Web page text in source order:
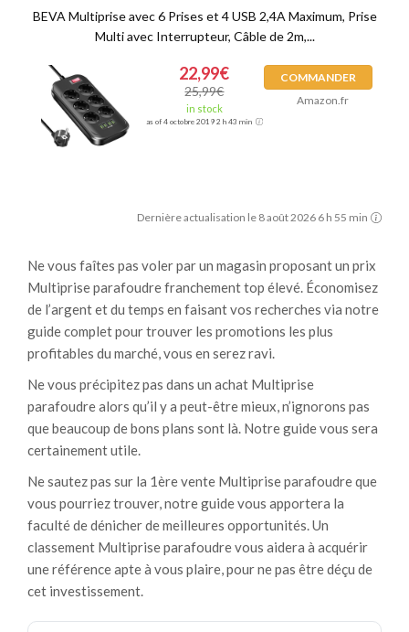
BEVA Multiprise avec 6 Prises et 4 USB 2,4A Maximum, Prise
Multi avec Interrupteur, Câble de 2m,...
22,99€
25,99€
in stock
as of 4 octobre 2019 2 h 43 min
COMMANDER
Amazon.fr
Dernière actualisation le 8 août 2026 6 h 55 min
Ne vous faîtes pas voler par un magasin proposant un prix
Multiprise parafoudre franchement top élevé. Économisez
de l’argent et du temps en faisant vos recherches via notre
guide complet pour trouver les promotions les plus
profitables du marché, vous en serez ravi.
Ne vous précipitez pas dans un achat Multiprise
parafoudre alors qu’il y a peut-être mieux, n’ignorons pas
que beaucoup de bons plans sont là. Notre guide vous sera
certainement utile.
Ne sautez pas sur la 1ère vente Multiprise parafoudre que
vous pourriez trouver, notre guide vous apportera la
faculté de dénicher de meilleures opportunités. Un
classement Multiprise parafoudre vous aidera à acquérir
une référence apte à vous plaire, pour ne pas être déçu de
cet investissement.